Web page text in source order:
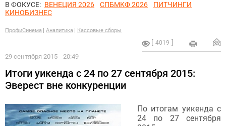
В ФОКУСЕ: ВЕНЕЦИЯ 2026 СПБМКФ 2026
ПИТЧИНГИ
КИНОБИЗНЕС
ПрофиСинема Аналитика Кассовые сборы
4019
29 сентября 2015 20:49
Итоги уикенда с 24 по 27 сентября 2015:
Эверест вне конкуренции
По итогам уикенда с
24 по 27 сентября